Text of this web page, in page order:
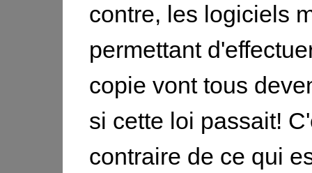
contre, les logiciels
permettant
copie vont tous
si cette loi passait!
contraire de ce qui